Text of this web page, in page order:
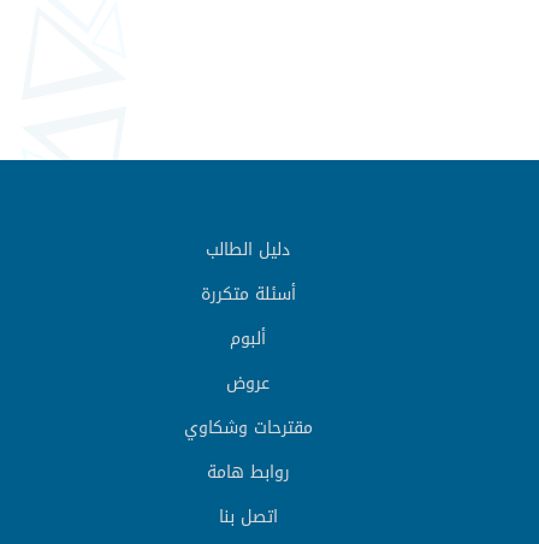
دليل الطالب
أسئلة متكررة
ألبوم
عروض
مقترحات وشكاوي
روابط هامة
اتصل بنا